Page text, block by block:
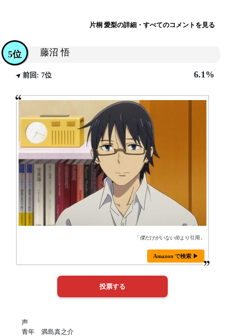
片桐 愛梨の詳細・すべてのコメントを見る
藤沼 悟
5位
前回: 7位 6.1%
「僕だけがいない街より引用」
Amazon で検索 ▶
声
青年 満島真之介